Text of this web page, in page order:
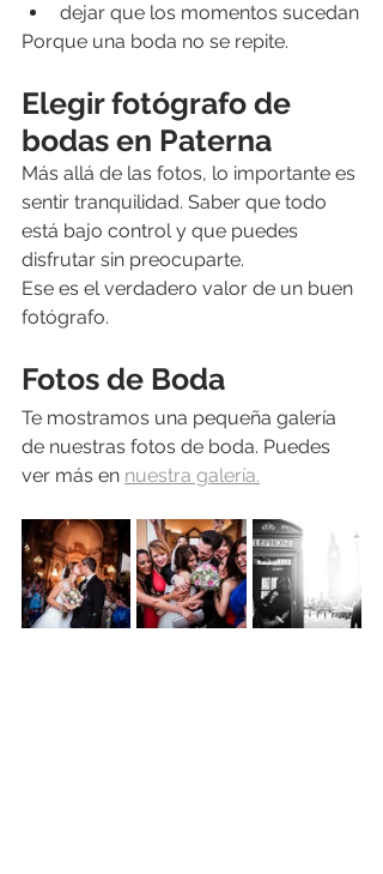
dejar que los momentos sucedan
Porque una boda no se repite.
Elegir fotógrafo de
bodas en Paterna
Más allá de las fotos, lo importante es
sentir tranquilidad. Saber que todo
está bajo control y que puedes
disfrutar sin preocuparte.
Ese es el verdadero valor de un buen
fotógrafo.
Fotos de Boda
Te mostramos una pequeña galería
de nuestras fotos de boda. Puedes
ver más en nuestra galería.